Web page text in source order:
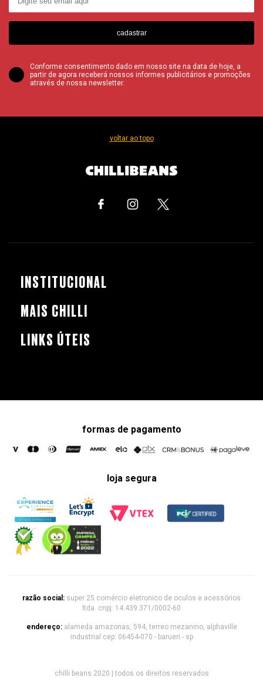
cadastrar
Conforme consentimento dado em nosso site na data de hoje, a
partir de agora receberá nossos informes publicitários e promoções
através de nossa newsletter.
voltar ao topo
INSTITUCIONAL
MAIS CHILLI
LINKS ÚTEIS
formas de pagamento
loja segura
razão social: super 25 comércio eletronico de oculos e acessórios
ltda. cnpj: 14.439.371/0002-60
endereço: alameda amazonas, 594, terreo mezanino, alphaville
industrial cep: 06454-070 - barueri - sp
chilli beans 2020 | todos os direitos reservados